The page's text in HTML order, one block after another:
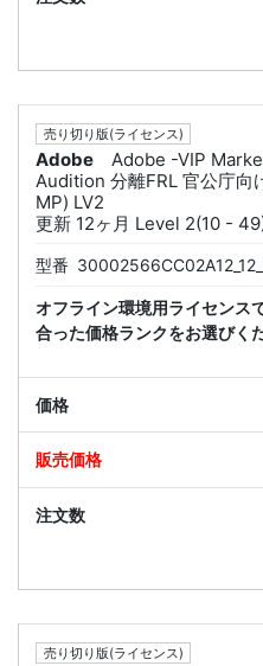
売り切り版(ライセンス)
Adobe
Adobe -VIP
Audition 分離FRL 官公庁向
MP) LV2
更新 12ヶ月 Level 2(10 -
型番
オフライン環境用ライセンス
合った価格ランクをお選びく
売り切り版(ライセンス)